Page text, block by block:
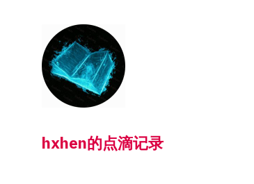
hxhen的点滴记录